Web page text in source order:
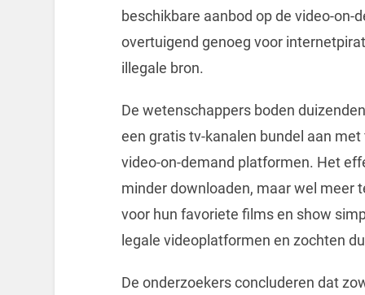
beschikbare aanbod op de video-
overtuigend genoeg voor
illegale bron.
De wetenschappers boden
een gratis tv-kanalen bundel aan
video-on-demand platformen. Het
minder downloaden, maar wel meer
voor hun favoriete films en show
legale videoplatformen en zochten
De onderzoekers concluderen dat